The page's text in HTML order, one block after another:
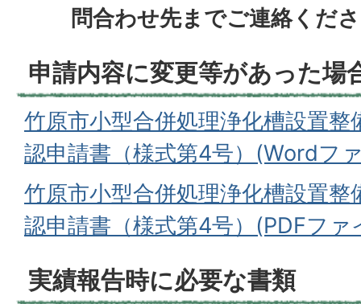
問合わせ先までご連絡くだ
申請内容に変更等があった場
竹原市小型合併処理浄化槽設置整
認申請書（様式第4号）(Wordフ
竹原市小型合併処理浄化槽設置整
認申請書（様式第4号）(PDFフ
実績報告時に必要な書類